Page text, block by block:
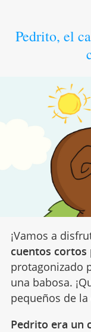
Pedrito, el
¡Vamos a
cuentos cortos
protagonizado
una babosa.
pequeños de la
Pedrito era un